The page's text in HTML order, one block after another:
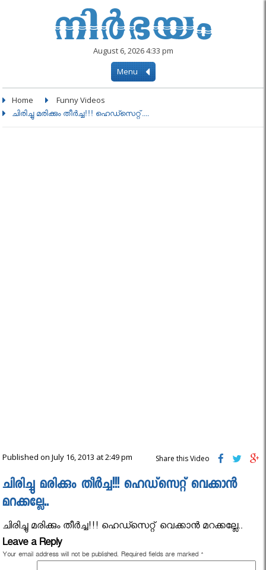
August 6, 2026 4:33 pm
Menu
Home Funny Videos
ചിരിച്ചു മരിക്കും തീര്‍ച്ച!!! ഹെഡ്സെറ്റ്....
Published on July 16, 2013 at 2:49 pm Share this Video
ചിരിച്ചു മരിക്കും തീര്‍ച്ച!!! ഹെഡ്സെറ്റ് വെക്കാന്‍
മറക്കല്ലേ..
ചിരിച്ചു മരിക്കും തീര്‍ച്ച!!! ഹെഡ്സെറ്റ് വെക്കാന്‍ മറക്കല്ലേ..
Leave a Reply
Your email address will not be published. Required fields are marked *